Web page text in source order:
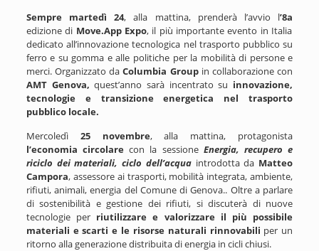
Sempre martedì 24, alla mattina, prenderà l’avvio l’8a
edizione di Move.App Expo, il più importante evento in Italia
dedicato all’innovazione tecnologica nel trasporto pubblico su
ferro e su gomma e alle politiche per la mobilità di persone e
merci. Organizzato daColumbia Groupin collaborazione con
AMT Genova, quest’anno sarà incentrato su innovazione,
tecnologie e transizione energetica nel trasporto
pubblico locale.
Mercoledì25 novembre, alla mattina, protagonista
l’economia circolare con la sessione Energia, recupero e
riciclo dei materiali, ciclo dell’acqua introdotta da Matteo
Campora, assessore ai trasporti, mobilità integrata, ambiente,
rifiuti, animali, energia del Comune di Genova.. Oltre a parlare
di sostenibilità e gestione dei rifiuti, si discuterà di nuove
tecnologie per riutilizzare e valorizzare il più possibile
materiali e scartie le risorse naturali rinnovabili per un
ritorno alla generazione distribuita di energia in cicli chiusi.